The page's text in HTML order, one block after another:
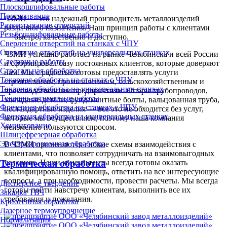
Плоскошлифовальные работы
Протягивание
Развертывание отверстий
Резьбошлифовальные работы
Сверление отверстий на станках с ЧПУ
Сверление отверстий на универсальных станках
Слесарные работы
Строгальная обработка
Токарная обработка на станках с ЧПУ
Токарная обработка на универсальных станках
Токарно-автоматные работы
Фрезерная обработка на станках с ЧПУ
Фрезерная обработка на универсальных станках
Хонингование
Шлицефрезерная обработка
Электроэрозионная обработка
Термическая обработка
Дисперсное твердение
Закалка ТВЧ
Криогенная обработка
Лазерное термоупрочнение
Нормализация
ЧЗМИ — это надежный производитель металлоизделий
различного назначения. Наш принцип работы с клиентами
— быстро, качественно и доступно.
ЧЗМИ успешно работает на рынке Челябинска и всей России
и сформировал базу постоянных клиентов, которые доверяют
нам. Мы с радостью готовы предоставлять услуги
строительным, промышленным, сельскохозяйственным и
производственным предприятиям. Опоры трубопроводов,
закладные детали, фундаментные болты, вальцованная труба,
нестандартные изделия — все это не обходится без услуг,
которые мы осуществляем, поэтому наша компания
неизменно пользуются спросом.
В ЧЗМИ применяются гибкие схемы взаимодействия с
клиентами, что позволяет сотрудничать на взаимовыгодных
условиях. Наши консультанты всегда готовы оказать
квалифицированную помощь, ответить на все интересующие
вопросы, а при необходимости, провести расчеты. Мы всегда
готовы пойти навстречу клиентам, выполнить все их
требования и пожелания.